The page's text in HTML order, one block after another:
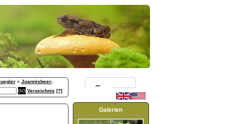
» Joannisbeer-
Verzeichnis [?]
Galerien